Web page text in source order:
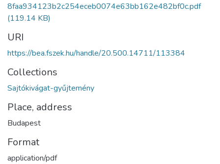
8faa934123b2c254eceb0074e63bb162e482bf0c.pdf
(119.14 KB)
URI
https://bea.fszek.hu/handle/20.500.14711/113384
Collections
Sajtókivágat-gyűjtemény
Place, address
Budapest
Format
application/pdf